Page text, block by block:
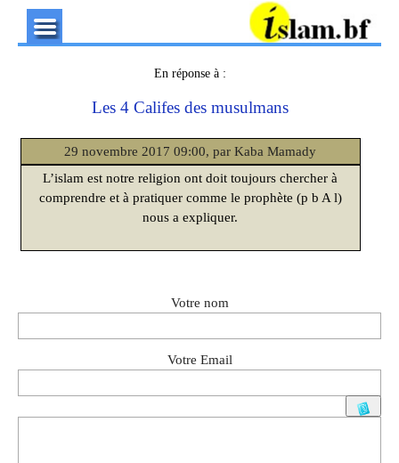
En réponse à :
Les 4 Califes des musulmans
29 novembre 2017 09:00, par Kaba Mamady
L’islam est notre religion ont doit toujours chercher à
comprendre et à pratiquer comme le prophète (p b A l)
nous a expliquer.
Votre nom
Votre Email